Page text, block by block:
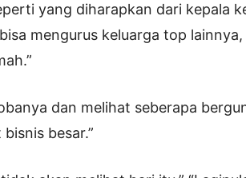
yang diharapkan dari kepala
mengurus keluarga top
dan melihat seberapa
besar.”